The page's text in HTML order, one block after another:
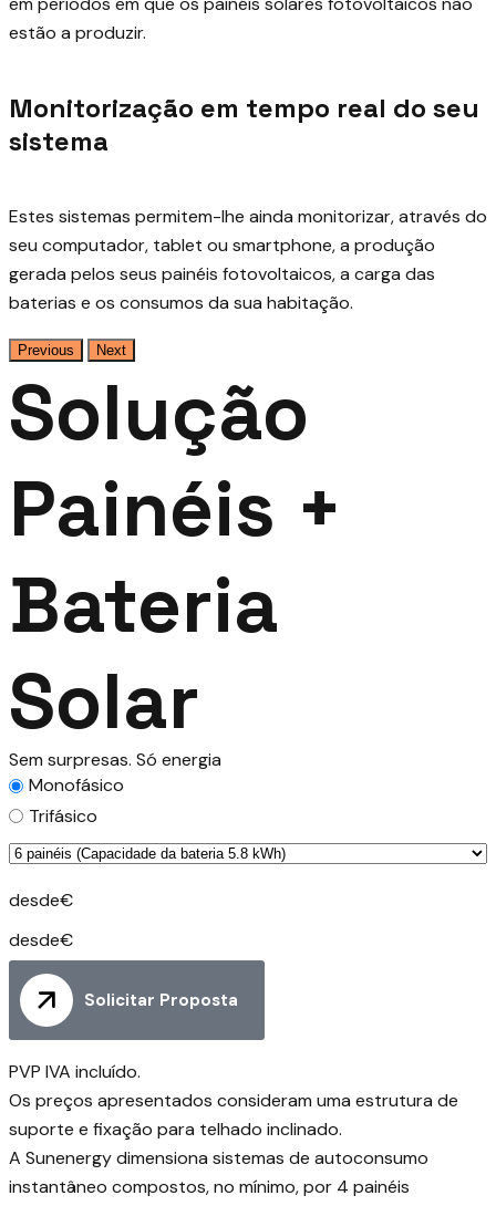
estão a produzir.
Monitorização em tempo real do seu
sistema
Estes sistemas permitem-lhe ainda monitorizar, através do
seu computador, tablet ou smartphone, a produção
gerada pelos seus painéis fotovoltaicos, a carga das
baterias e os consumos da sua habitação.​
Previous Next
Solução
Painéis +
Bateria
Solar
Sem surpresas. Só energia
Monofásico
Trifásico
desde€
desde€
Solicitar Proposta
PVP IVA incluído.
Os preços apresentados consideram uma estrutura de
suporte e fixação para telhado inclinado.
A Sunenergy dimensiona sistemas de autoconsumo
instantâneo compostos, no mínimo, por 4 painéis